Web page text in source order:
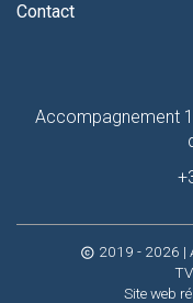
Contact
Contactez-
Accompagnement
copyright 2019 - 2026 |
Site web